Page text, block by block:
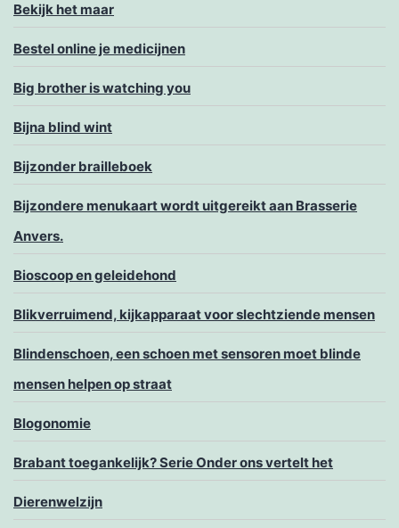
Bekijk het maar
Bestel online je medicijnen
Big brother is watching you
Bijna blind wint
Bijzonder brailleboek
Bijzondere menukaart wordt uitgereikt aan Brasserie
Anvers.
Bioscoop en geleidehond
Blikverruimend, kijkapparaat voor slechtziende mensen
Blindenschoen, een schoen met sensoren moet blinde
mensen helpen op straat
Blogonomie
Brabant toegankelijk? Serie Onder ons vertelt het
Dierenwelzijn